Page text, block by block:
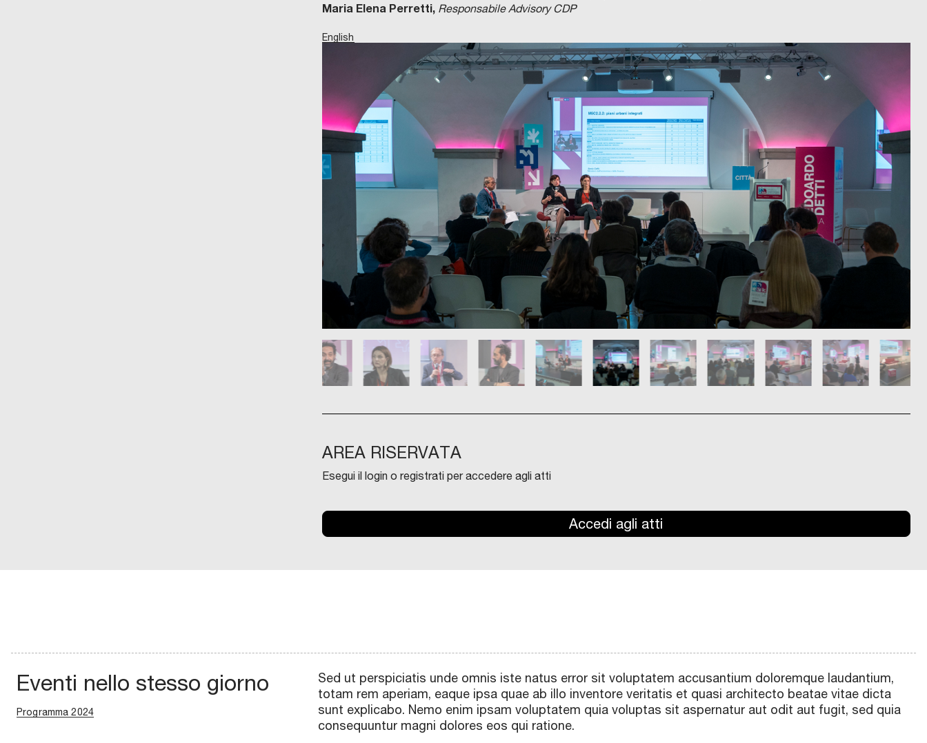
Maria Elena Perretti,Responsabile Advisory CDP
English
AREA RISERVATA
Esegui il login o registrati per accedere agli atti
Accedi agli atti
Eventi nello stesso giorno
Programma 2024
Sed ut perspiciatis unde omnis iste natus error sit voluptatem accusantium doloremque laudantium,
totam rem aperiam, eaque ipsa quae ab illo inventore veritatis et quasi architecto beatae vitae dicta
sunt explicabo. Nemo enim ipsam voluptatem quia voluptas sit aspernatur aut odit aut fugit, sed quia
consequuntur magni dolores eos qui ratione.